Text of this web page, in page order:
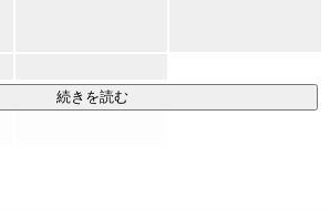
続きを読む